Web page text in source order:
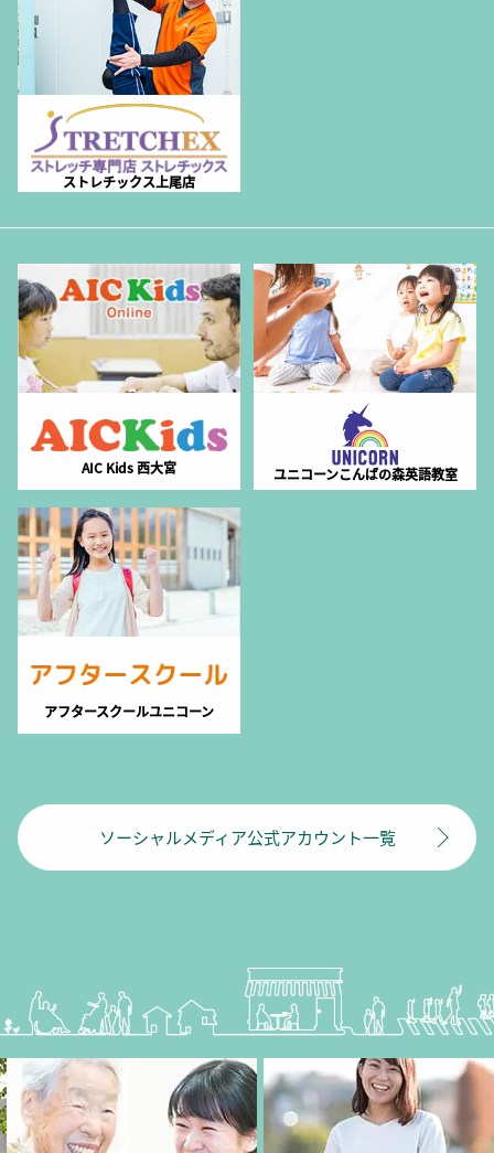
ストレチックス上尾店
AIC Kids 西大宮 ユニコーンこんばの森英語教室
アフタースクールユニコーン
ソーシャルメディア公式アカウント一覧